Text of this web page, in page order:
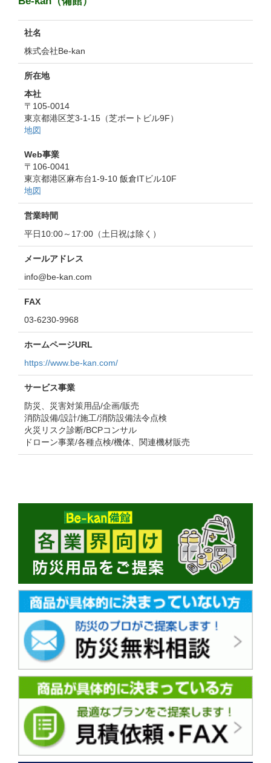
社名
株式会社Be-kan
所在地
本社
〒105-0014
東京都港区芝3-1-15（芝ボートビル9F）
地図
Web事業
〒106-0041
東京都港区麻布台1-9-10 飯倉ITビル10F
地図
営業時間
平日10:00～17:00（土日祝は除く）
メールアドレス
info
be-kan.com
FAX
03-6230-9968
ホームページURL
https://www.be-kan.com/
サービス事業
防災、災害対策用品/企画/販売
消防設備/設計/施工/消防設備法令点検
火災リスク診断/BCPコンサル
ドローン事業/各種点検/機体、関連機材販売